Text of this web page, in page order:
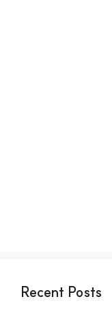
Recent Posts